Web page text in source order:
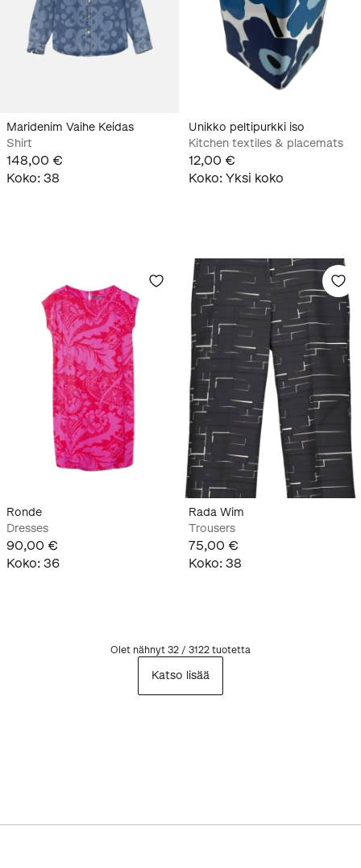
Maridenim Vaihe Keidas
Shirt
148,00 €
Koko: 38
Unikko peltipurkki iso
Kitchen textiles & placemats
12,00 €
Koko: Yksi koko
Ronde
Dresses
90,00 €
Koko: 36
Rada Wim
Trousers
75,00 €
Koko: 38
Olet nähnyt 32 / 3122 tuotetta
Katso lisää